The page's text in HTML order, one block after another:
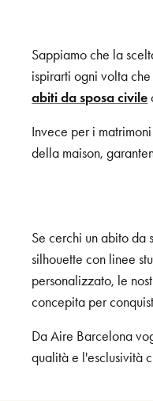
Sappiamo che la
ispirarti ogni volta
abiti da sposa civile
Invece per i
della maison,
Se cerchi un abito
silhouette con linee
personalizzato, le
concepita per
Da Aire Barcelona
qualità e l'esclusività